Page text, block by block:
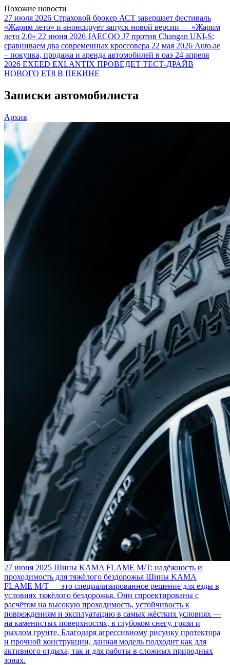
Похожие новости
27 июля 2026 Страховой брокер АСТ завершает фестиваль
«Жарим лето» и анонсирует запуск новой версии — «Жарим
лето 2.0» 22 июня 2026 JAECOO J7 против Changan UNI-S:
сравниваем два современных кроссовера 22 мая 2026 Auto.ae
– покупка, продажа и аренда автомобилей в оаэ 24 апреля
2026 EXEED EXLANTIX ПРОВЕДЕТ ТЕСТ-ДРАЙВ
НОВОГО ET8 В ПЕКИНЕ
Записки автомобилиста
Архив
27 июня 2025 Шины KAMA FLAME M/T: надёжность и
проходимость для тяжёлого бездорожья Шины KAMA
FLAME M/T — это специализированное решение для езды в
условиях тяжёлого бездорожья. Они спроектированы с
расчётом на высокую проходимость, устойчивость к
повреждениям и эксплуатацию в самых жёстких условиях —
на каменистых поверхностях, в глубоком снегу, грязи и
рыхлом грунте. Благодаря агрессивному рисунку протектора
и прочной конструкции, данная модель подходит как для
активного отдыха, так и для работы в сложных природных
зонах.